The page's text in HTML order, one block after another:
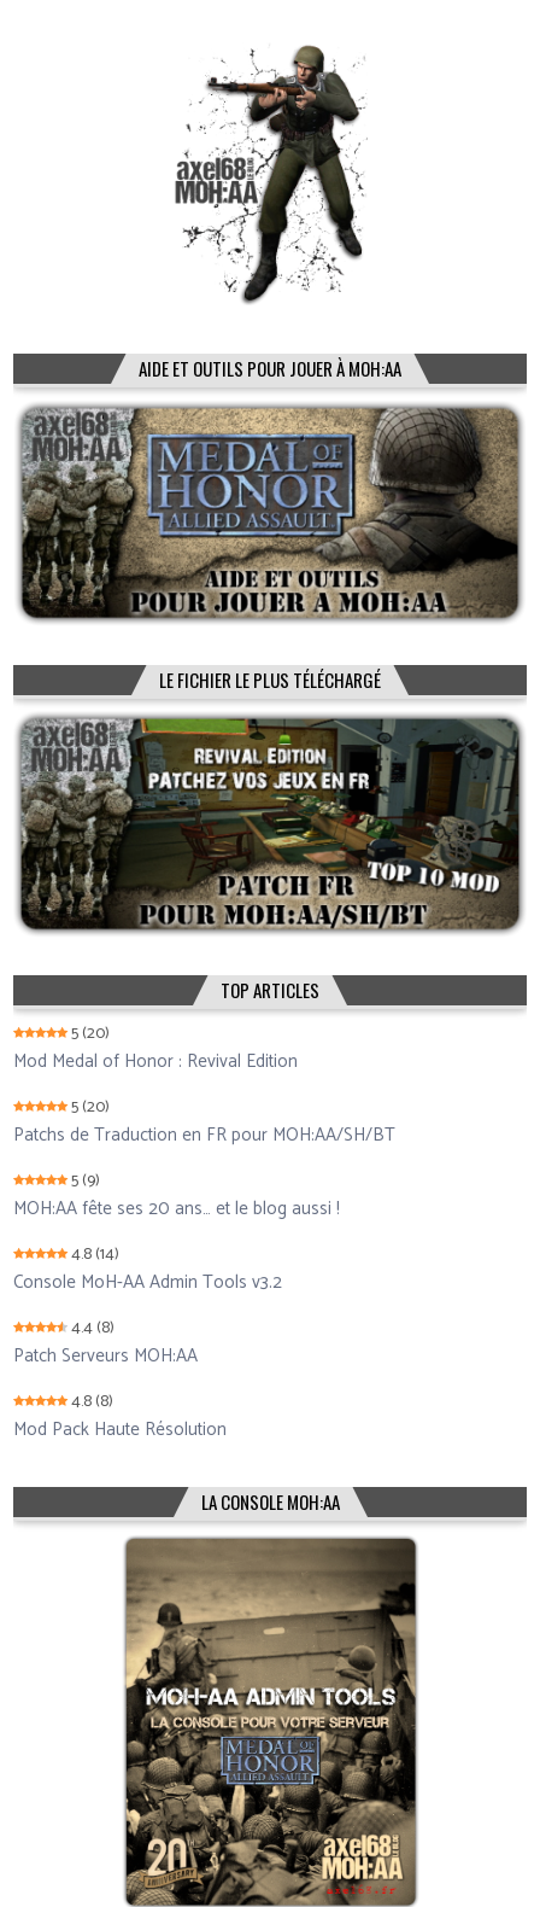
AIDE ET OUTILS POUR JOUER À MOH:AA
LE FICHIER LE PLUS TÉLÉCHARGÉ
TOP ARTICLES
5(20)
Mod Medal of Honor : Revival Edition
5(20)
Patchs de Traduction en FR pour MOH:AA/SH/BT
5(9)
MOH:AA fête ses 20 ans… et le blog aussi !
4.8(14)
Console MoH-AA Admin Tools v3.2
4.4(8)
Patch Serveurs MOH:AA
4.8(8)
Mod Pack Haute Résolution
LA CONSOLE MOH:AA